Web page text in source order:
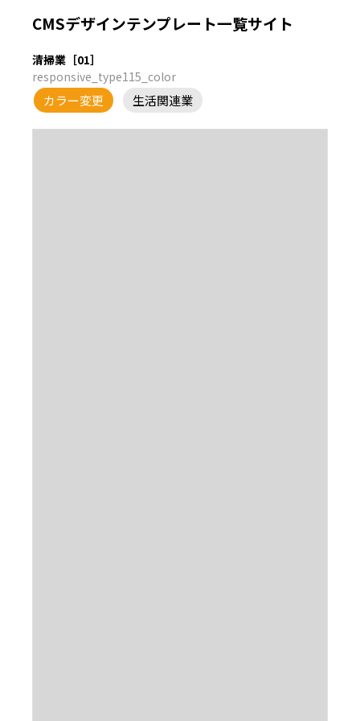
CMSデザインテンプレート一覧サイト
清掃業［01］
responsive_type115_color
生活関連業
カラー変更